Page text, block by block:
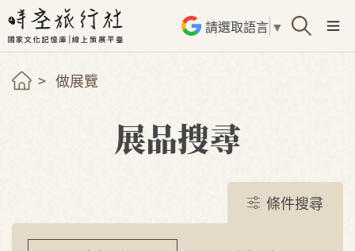
請選取語言 ▼
做展覽
展品搜尋
條件搜尋